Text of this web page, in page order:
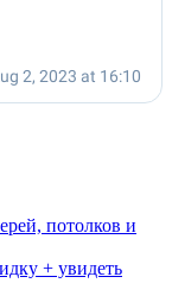
потолков и
+ увидеть